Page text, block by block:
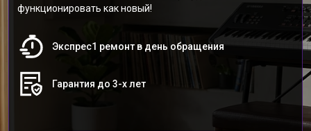
функционировать как новый!
Экспрес1 ремонт в день обращения
Гарантия до 3-х лет